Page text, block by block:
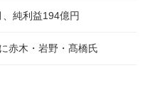
純利益194億円
赤木・岩野・髙橋氏